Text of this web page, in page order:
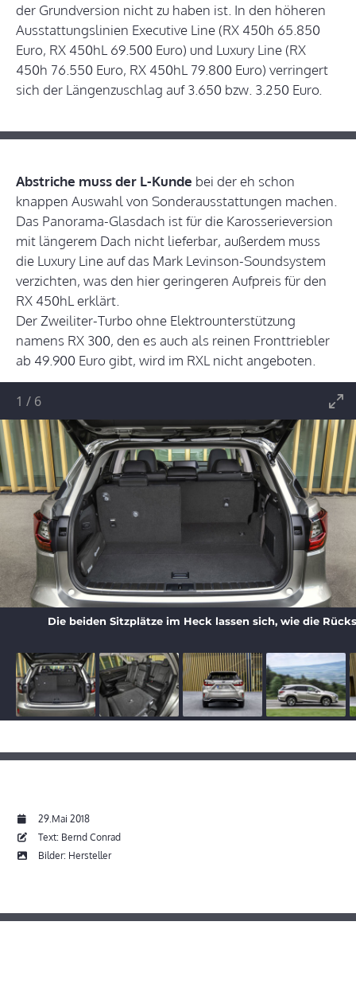
der Grundversion nicht zu haben ist. In den höheren
Ausstattungslinien Executive Line (RX 450h 65.850
Euro, RX 450hL 69.500 Euro) und Luxury Line (RX
450h 76.550 Euro, RX 450hL 79.800 Euro) verringert
sich der Längenzuschlag auf 3.650 bzw. 3.250 Euro.
Abstriche muss der L-Kunde bei der eh schon
knappen Auswahl von Sonderausstattungen machen.
Das Panorama-Glasdach ist für die Karosserieversion
mit längerem Dach nicht lieferbar, außerdem muss
die Luxury Line auf das Mark Levinson-Soundsystem
verzichten, was den hier geringeren Aufpreis für den
RX 450hL erklärt.
Der Zweiliter-Turbo ohne Elektrounterstützung
namens RX 300, den es auch als reinen Fronttriebler
ab 49.900 Euro gibt, wird im RXL nicht angeboten.
Die beiden Sitzplätze im Heck lassen sich, wie die
1 / 6
29.Mai 2018
Text: Bernd Conrad
Bilder: Hersteller